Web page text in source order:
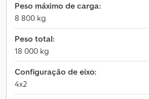
Peso máximo de carga:
8 800 kg
Peso total:
18 000 kg
Configuração de eixo:
4x2